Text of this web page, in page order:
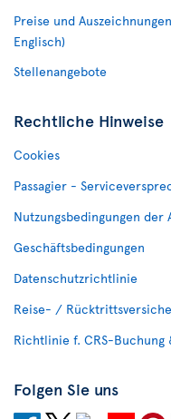
Preise und
Englisch)
Stellenangebote
Rechtliche Hinweise
Cookies
Passagier -
Nutzungsbedingungen der
Geschäftsbedingungen
Datenschutzrichtlinie
Reise- /
Richtlinie f. CRS-Buchung
Folgen Sie uns